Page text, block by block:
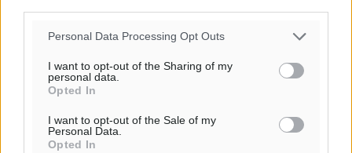
Personal Data Processing Opt Outs
I want to opt-out of the Sharing of my
personal data.
Opted In
I want to opt-out of the Sale of my
Personal Data.
Opted In
επίκεντρο και η Ελλάδα
Ειδήσεις πριν 1 ώρα
Νέο ξενοδοχείο στη Ρόδο για την H Hotels –
Χατζηλαζάρου – Προχωρά καινούργιο ξενοδοχείο
Τοπικές Ειδήσεις• πριν 1 ώρα